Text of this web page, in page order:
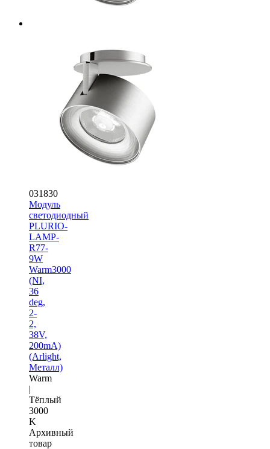
031830
Модуль
светодиодный
PLURIO-
LAMP-
R77-
9W
Warm3000
(NI,
36
deg,
2-
2,
38V,
200mA)
(Arlight,
Металл)
Warm
|
Тёплый
3000
K
Архивный
товар